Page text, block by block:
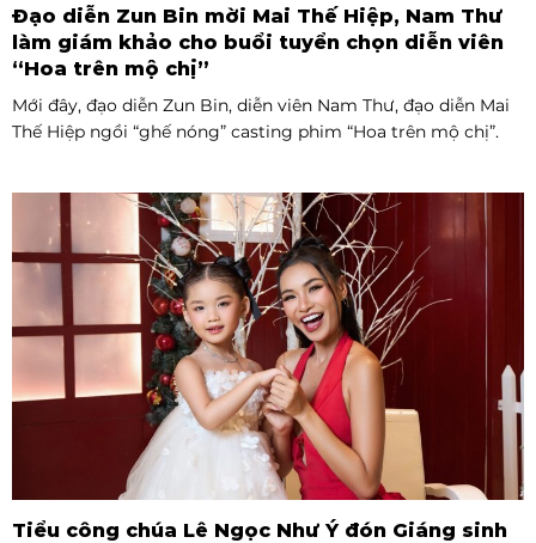
Đạo diễn Zun Bin mời Mai Thế Hiệp, Nam Thư
làm giám khảo cho buổi tuyển chọn diễn viên
“Hoa trên mộ chị”
Mới đây, đạo diễn Zun Bin, diễn viên Nam Thư, đạo diễn Mai
Thế Hiệp ngồi “ghế nóng” casting phim “Hoa trên mộ chị”.
Tiểu công chúa Lê Ngọc Như Ý đón Giáng sinh